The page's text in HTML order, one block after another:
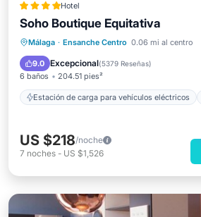
Hotel
Soho Boutique Equitativa
Málaga · Ensanche Centro 0.06 mi al centro
9.0 Excepcional(5379 Reseñas)
6 baños 204.51 pies²
Estación de carga para vehículos eléctricos
Estación de carga para vehículos
Aparcamiento
Piscina
Balcón/Terraza
US $218/noche
7 noches - US $1,526